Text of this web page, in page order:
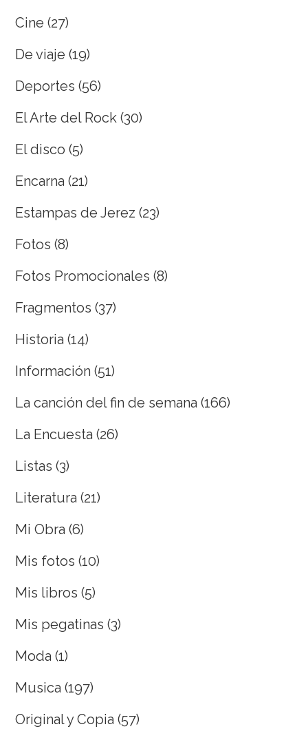
Cine (27)
De viaje (19)
Deportes (56)
El Arte del Rock (30)
El disco (5)
Encarna (21)
Estampas de Jerez (23)
Fotos (8)
Fotos Promocionales (8)
Fragmentos (37)
Historia (14)
Información (51)
La canción del fin de semana (166)
La Encuesta (26)
Listas (3)
Literatura (21)
Mi Obra (6)
Mis fotos (10)
Mis libros (5)
Mis pegatinas (3)
Moda (1)
Musica (197)
Original y Copia (57)